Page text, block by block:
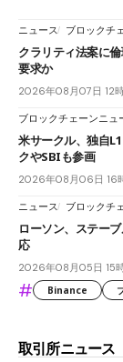
ニュース ブロックチ
クラリティ法案に
要求か
2026年08月07日 12
ブロックチェーンニュ
米サークル、独自
クやSBIも参画
2026年08月06日 16
ニュース ブロックチ
ローソン、ステー
応
2026年08月05日 15
# Binance
取引所ニュース